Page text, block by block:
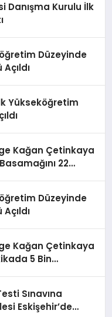
Danışma Kurulu İlk
Düzeyinde
Yükseköğretim
Kağan Çetinkaya
22
Düzeyinde
Kağan Çetinkaya
5 Bin
Sınavına
Eskişehir’de